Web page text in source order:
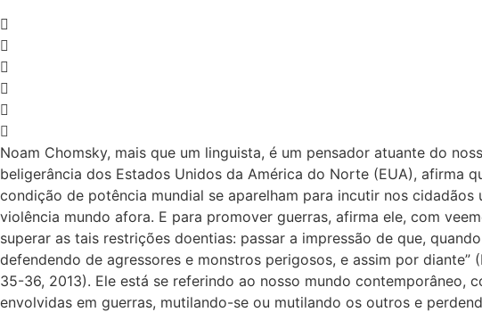
Noam Chomsky, mais que um linguista, é um pensador atuante do
beligerância dos Estados Unidos da América do Norte (EUA), afirma
condição de potência mundial se aparelham para incutir nos
violência mundo afora. E para promover guerras, afirma ele, com
superar as tais restrições doentias: passar a impressão de que,
defendendo de agressores e monstros perigosos, e assim por
35-36, 2013). Ele está se referindo ao nosso mundo contemporâneo,
envolvidas em guerras, mutilando-se ou mutilando os outros e